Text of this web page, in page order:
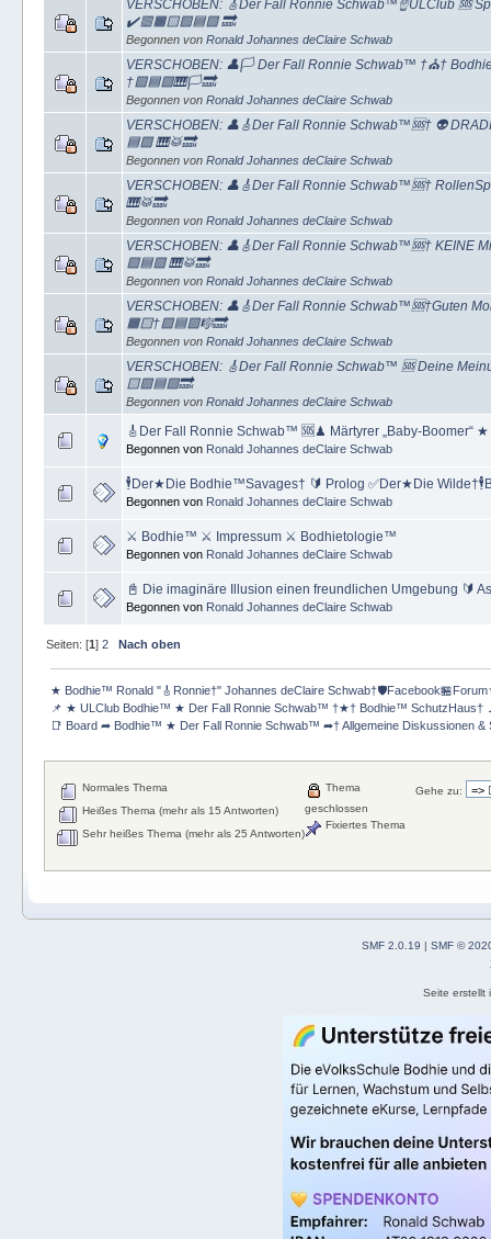
VERSCHOBEN: 🎸Der Fall Ronnie Schwab™☝ULClub 🆘
✔️🟥🟧🟨🟩🟦🟪 🔜
Begonnen von Ronald Johannes deClaire Schwab
VERSCHOBEN: 👤🏳 Der Fall Ronnie Schwab™ †⛪†
†🟩🟦🟪🎹🏳️🔜
Begonnen von Ronald Johannes deClaire Schwab
VERSCHOBEN: 👤🎸Der Fall Ronnie Schwab™🆘† 👽
🟦🟪 🎹🥁🔜
Begonnen von Ronald Johannes deClaire Schwab
VERSCHOBEN: 👤🎸Der Fall Ronnie Schwab™🆘†
🎹🥁🔜
Begonnen von Ronald Johannes deClaire Schwab
VERSCHOBEN: 👤🎸Der Fall Ronnie Schwab™🆘† KEINE
🟩🟦🟪 🎹🥁🔜
Begonnen von Ronald Johannes deClaire Schwab
VERSCHOBEN: 👤🎸Der Fall Ronnie Schwab™🆘†Guten
🟧🟨†🟩🟦🟪🎼🔜
Begonnen von Ronald Johannes deClaire Schwab
VERSCHOBEN: 🎸Der Fall Ronnie Schwab™ 🆘 Deine
🟨🟩🟦🟪🔜
Begonnen von Ronald Johannes deClaire Schwab
🎸Der Fall Ronnie Schwab™ 🆘♟ Märtyrer „Baby-Boomer“
Begonnen von Ronald Johannes deClaire Schwab
🕴Der★Die Bodhie™Savages† 🔰 Prolog ✅Der★Die
Begonnen von Ronald Johannes deClaire Schwab
⚔ Bodhie™ ⚔ Impressum ⚔ Bodhietologie™
Begonnen von Ronald Johannes deClaire Schwab
📓 Die imaginäre Illusion einen freundlichen Umgebung 🔰
Begonnen von Ronald Johannes deClaire Schwab
Seiten: [1] 2 Nach oben
★ Bodhie™ Ronald "🎸Ronnie†" Johannes deClaire
📌 ★ ULClub Bodhie™ ★ Der Fall Ronnie Schwab™ †★† Bodhie™ SchutzHaus†
📑 Board ➦ Bodhie™ ★ Der Fall Ronnie Schwab™ ➦† Allgemeine Diskussionen &
Gehe zu:
Normales Thema
Heißes Thema (mehr als 15 Antworten)
Sehr heißes Thema (mehr als 25 Antworten)
Thema
geschlossen
Fixiertes Thema
SMF 2.0.19 |SMF ©
Seite erstellt